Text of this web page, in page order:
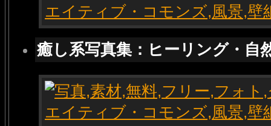
癒し系写真集：ヒーリング・自